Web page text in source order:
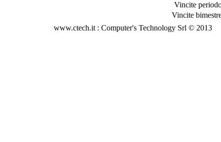
Vincite
Vincite
www.ctech.it : Computer's Technology Srl © 2013